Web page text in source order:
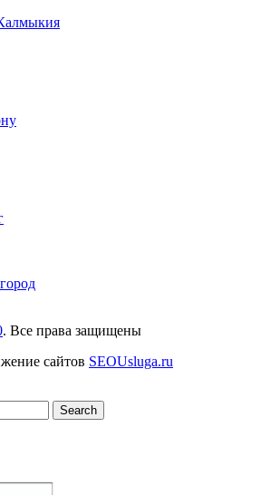
. Все права защищены
сайтов SEOUsluga.ru
Search